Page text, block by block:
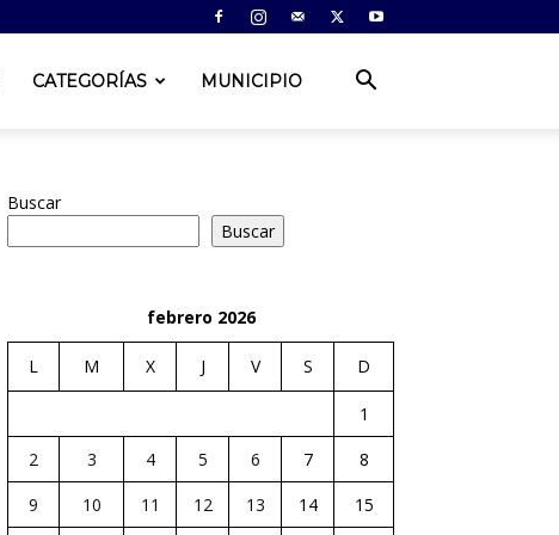
CATEGORÍAS MUNICIPIO
Buscar
Buscar
febrero 2026
L M X J V S D
1
2
3 4 5 6 7
8
9
10 11 12 13 14 15